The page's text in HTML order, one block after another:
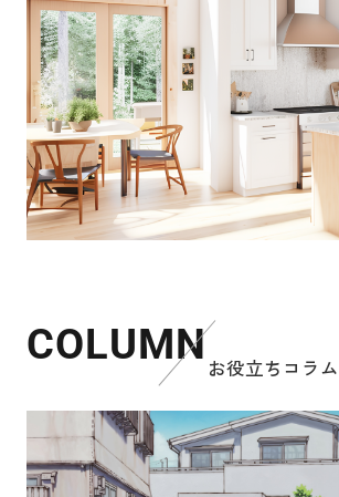
高槻市と茨木市で購入前
ザードマップの見方は？
住まい探しで立地や間取
大切なのが、防災とハザ
とくに高槻市や茨木市で
進めている方にとって、
のリスクを正しく把握する
の安全と資産価値の両...
2026.06.11
高槻市で持ち家をお持ち
いざ売ろうとした時に思っ
が少ない、内覧はあるのに
がらないと悩むケースが少
件の特徴や、持ち主側...
2026.06.09
あること」です。
不動産を通じて生まれるご縁の中で
信頼していただける存在であり続け
いと思っています。
一つひとつのご縁に誠実に向き合いな
がら、これからも歩んでまいります。
不動産に関することは、どんな些細な
ことでもお気軽にご相談ください。
COLUMNお役立ちコラム